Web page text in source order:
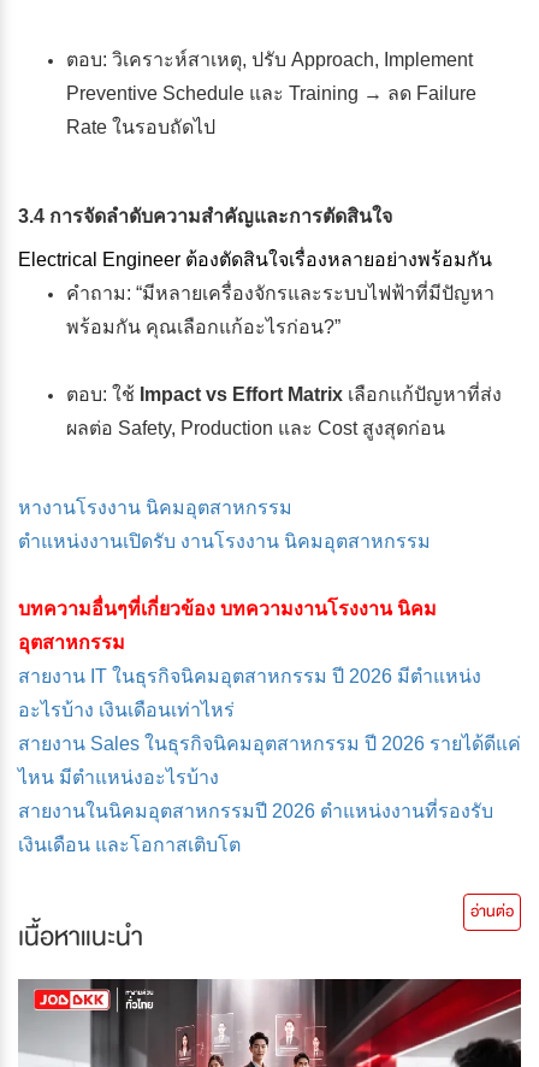
ตอบ: วิเคราะห์สาเหตุ, ปรับ Approach, Implement
Preventive Schedule และ Training → ลด Failure
Rate ในรอบถัดไป
3.4 การจัดลำดับความสำคัญและการตัดสินใจ
Electrical Engineer ต้องตัดสินใจเรื่องหลายอย่างพร้อมกัน
คำถาม: “มีหลายเครื่องจักรและระบบไฟฟ้าที่มีปัญหา
พร้อมกัน คุณเลือกแก้อะไรก่อน?”
ตอบ: ใช้ Impact vs Effort Matrix เลือกแก้ปัญหาที่ส่ง
ผลต่อ Safety, Production และ Cost สูงสุดก่อน
หางานโรงงาน นิคมอุตสาหกรรม
ตำแหน่งงานเปิดรับ งานโรงงาน นิคมอุตสาหกรรม
บทความอื่นๆที่เกี่ยวข้อง บทความงานโรงงาน นิคม
อุตสาหกรรม
สายงาน IT ในธุรกิจนิคมอุตสาหกรรม ปี 2026 มีตำแหน่ง
อะไรบ้าง เงินเดือนเท่าไหร่
สายงาน Sales ในธุรกิจนิคมอุตสาหกรรม ปี 2026 รายได้ดีแค่
ไหน มีตำแหน่งอะไรบ้าง
สายงานในนิคมอุตสาหกรรมปี 2026 ตำแหน่งงานที่รองรับ
เงินเดือน และโอกาสเติบโต
เนื้อหาแนะนำ
อ่านต่อ